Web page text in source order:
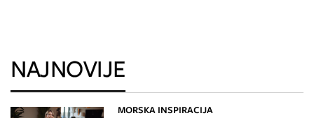
NAJNOVIJE
MORSKA INSPIRACIJA